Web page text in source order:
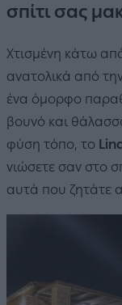
σπίτι σας
Χτισμένη κάτω
ανατολικά από
ένα όμορφο
βουνό και
φύση τόπο, το
νιώσετε σαν στο
αυτά που ζητάτε